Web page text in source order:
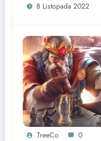
8 Listopada 2022
TreeCo 0